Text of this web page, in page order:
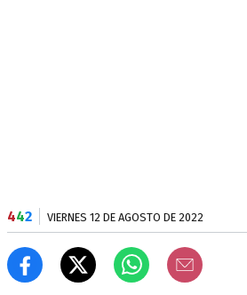
442 VIERNES 12 DE AGOSTO DE 2022